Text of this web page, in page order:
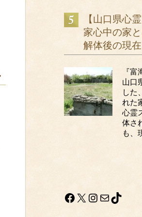
【山口県心
家心中の家
解体後の現在
『富
山口
した
れた
心霊
体さ
も、
Facebook
X Instagram
メールTikTok